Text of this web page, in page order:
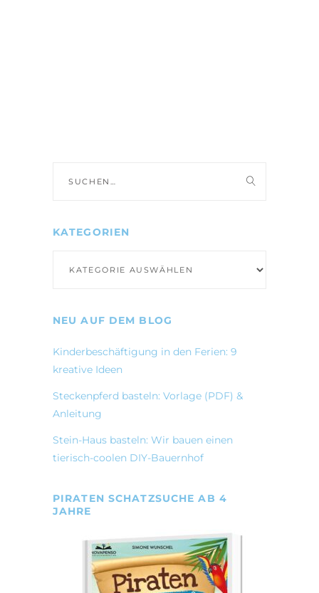
nach:
KATEGORIEN
NEU AUF DEM BLOG
Kinderbeschäftigung in den Ferien: 9
kreative Ideen
Steckenpferd basteln: Vorlage (PDF) &
Anleitung
Stein-Haus basteln: Wir bauen einen
tierisch-coolen DIY-Bauernhof
PIRATEN SCHATZSUCHE AB 4
JAHRE